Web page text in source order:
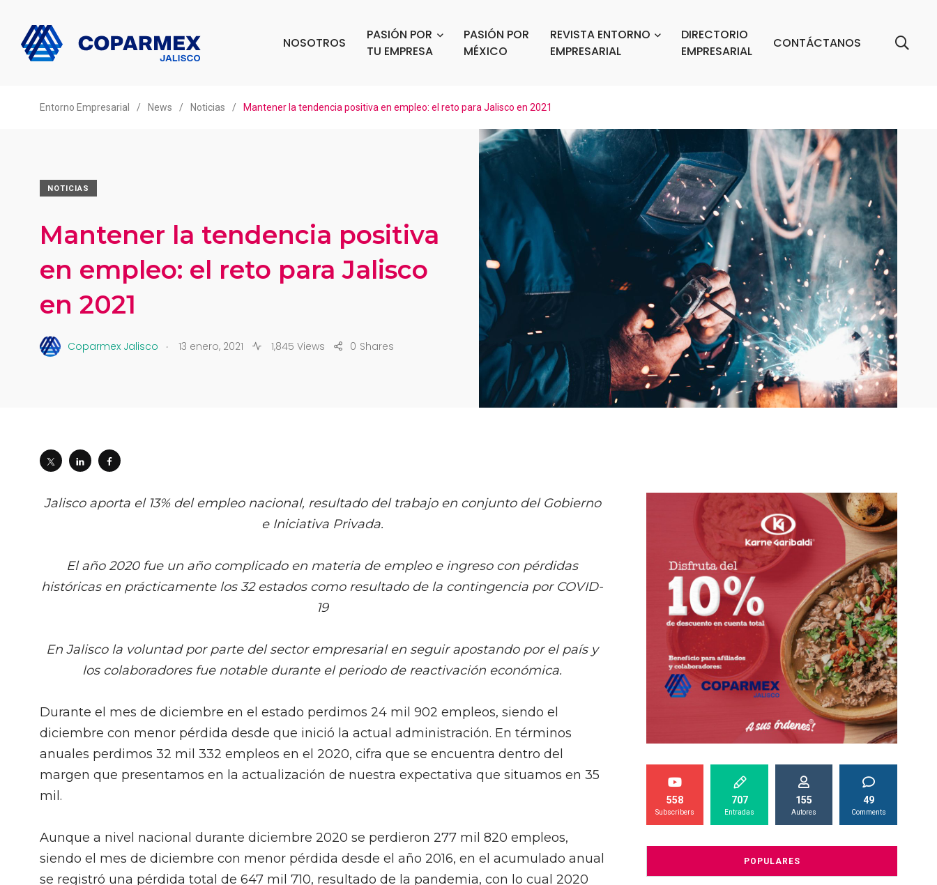
NOSOTROS
PASIÓN POR
TU EMPRESA
PASIÓN POR
MÉXICO
REVISTA ENTORNO
EMPRESARIAL
DIRECTORIO
EMPRESARIAL
CONTÁCTANOS
Entorno Empresarial / News / Noticias / Mantener la tendencia positiva en empleo: el reto para Jalisco en 2021
NOTICIAS
Mantener la tendencia positiva
en empleo: el reto para Jalisco
en 2021
Coparmex Jalisco . 13 enero, 2021 1,845 Views Shares
0
Jalisco aporta el 13% del empleo nacional, resultado del trabajo en conjunto del Gobierno
e Iniciativa Privada.
El año 2020 fue un año complicado en materia de empleo e ingreso con pérdidas
históricas en prácticamente los 32 estados como resultado de la contingencia por COVID-
19
En Jalisco la voluntad por parte del sector empresarial en seguir apostando por el país y
los colaboradores fue notable durante el periodo de reactivación económica.
Durante el mes de diciembre en el estado perdimos 24 mil 902 empleos, siendo el
diciembre con menor pérdida desde que inició la actual administración. En términos
anuales perdimos 32 mil 332 empleos en el 2020, cifra que se encuentra dentro del
margen que presentamos en la actualización de nuestra expectativa que situamos en 35
mil.
Aunque a nivel nacional durante diciembre 2020 se perdieron 277 mil 820 empleos,
siendo el mes de diciembre con menor pérdida desde el año 2016, en el acumulado anual
se registró una pérdida total de 647 mil 710, resultado de la pandemia, con lo cual 2020
558
Subscribers
707
Entradas
155
Autores
49
Comments
POPULARES